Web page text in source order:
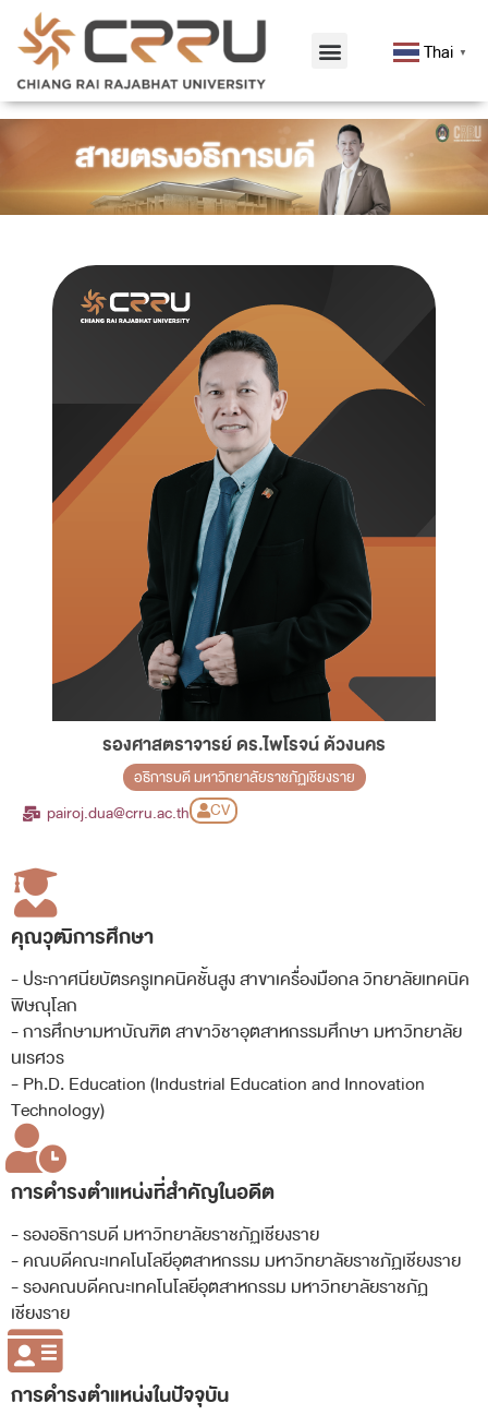
Thai ▼
สายตรงอธิการบดี
รองศาสตราจารย์ ดร.ไพโรจน์ ด้วงนคร
อธิการบดี มหาวิทยาลัยราชภัฏเชียงราย
pairoj.dua@crru.ac.th CV
คุณวุฒิการศึกษา
- ประกาศนียบัตรครูเทคนิคชั้นสูง สาขาเครื่องมือกล วิทยาลัยเทคนิค
พิษณุโลก
- การศึกษามหาบัณฑิต สาขาวิชาอุตสาหกรรมศึกษา มหาวิทยาลัย
นเรศวร
- Ph.D. Education (Industrial Education and Innovation
Technology)
การดำรงตำแหน่งที่สำคัญในอดีต
- รองอธิการบดี มหาวิทยาลัยราชภัฏเชียงราย
- คณบดีคณะเทคโนโลยีอุตสาหกรรม มหาวิทยาลัยราชภัฏเชียงราย
- รองคณบดีคณะเทคโนโลยีอุตสาหกรรม มหาวิทยาลัยราชภัฏ
เชียงราย
การดำรงตำแหน่งในปัจจุบัน